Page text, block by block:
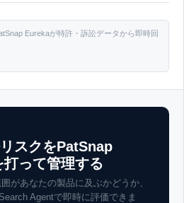
Eurekaが特許・訴訟データから即時回
スクをPatSnap
って管理する
があなたの製品に及ぶかどうか、
Agentで即時に評価できま